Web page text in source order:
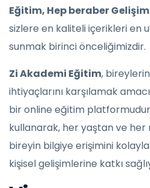
Eğitim, Hep beraber Gelişim
sizlere en kaliteli içerikleri en
sunmak birinci önceliğimizdir.
Zi Akademi Eğitim,
ihtiyaçlarını karşılamak
bir online eğitim
kullanarak, her yaştan ve
bireyin bilgiye erişimini
kişisel gelişimlerine katkı